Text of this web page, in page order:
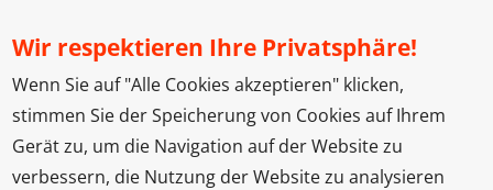
Wir respektieren Ihre Privatsphäre!
Wenn Sie auf "Alle Cookies akzeptieren" klicken,
stimmen Sie der Speicherung von Cookies auf Ihrem
Gerät zu, um die Navigation auf der Website zu
verbessern, die Nutzung der Website zu analysieren